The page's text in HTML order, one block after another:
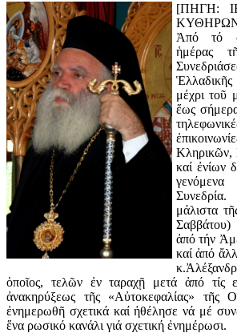
[ΠΗΓΗ:
Ἀπό τό
ἡμέρας
μέχρι τοῦ
ἕως
Κληρικῶν,
καί ἐνίων
μάλιστα
ἀπό τήν
καί ἀπό
ὁποῖος, τελῶν ἐν ταραχῇ μετά ἀπό τίς
ἀνακηρύξεως τῆς «Αὐτοκεφαλίας» τῆς
ἐνημερωθῆ σχετικά καί ἠθέλησε νά μέ
ἕνα ρωσικό κανάλι γιά σχετική ἐνημέρωσι.